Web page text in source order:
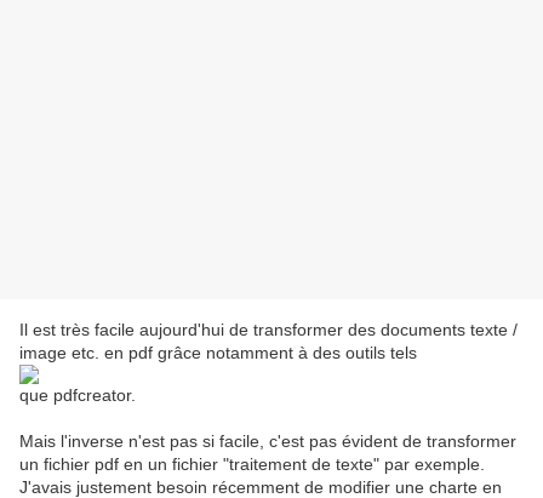
Il est très facile aujourd'hui de transformer des documents texte /
image etc. en pdf grâce notamment à des outils tels
que pdfcreator.
Mais l'inverse n'est pas si facile, c'est pas évident de transformer
un fichier pdf en un fichier "traitement de texte" par exemple.
J'avais justement besoin récemment de modifier une charte en